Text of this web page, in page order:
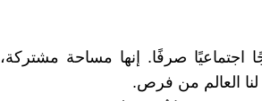
اجتماعيًا صرفًا. إنها مساحة مشتركة،
العالم من فرص.